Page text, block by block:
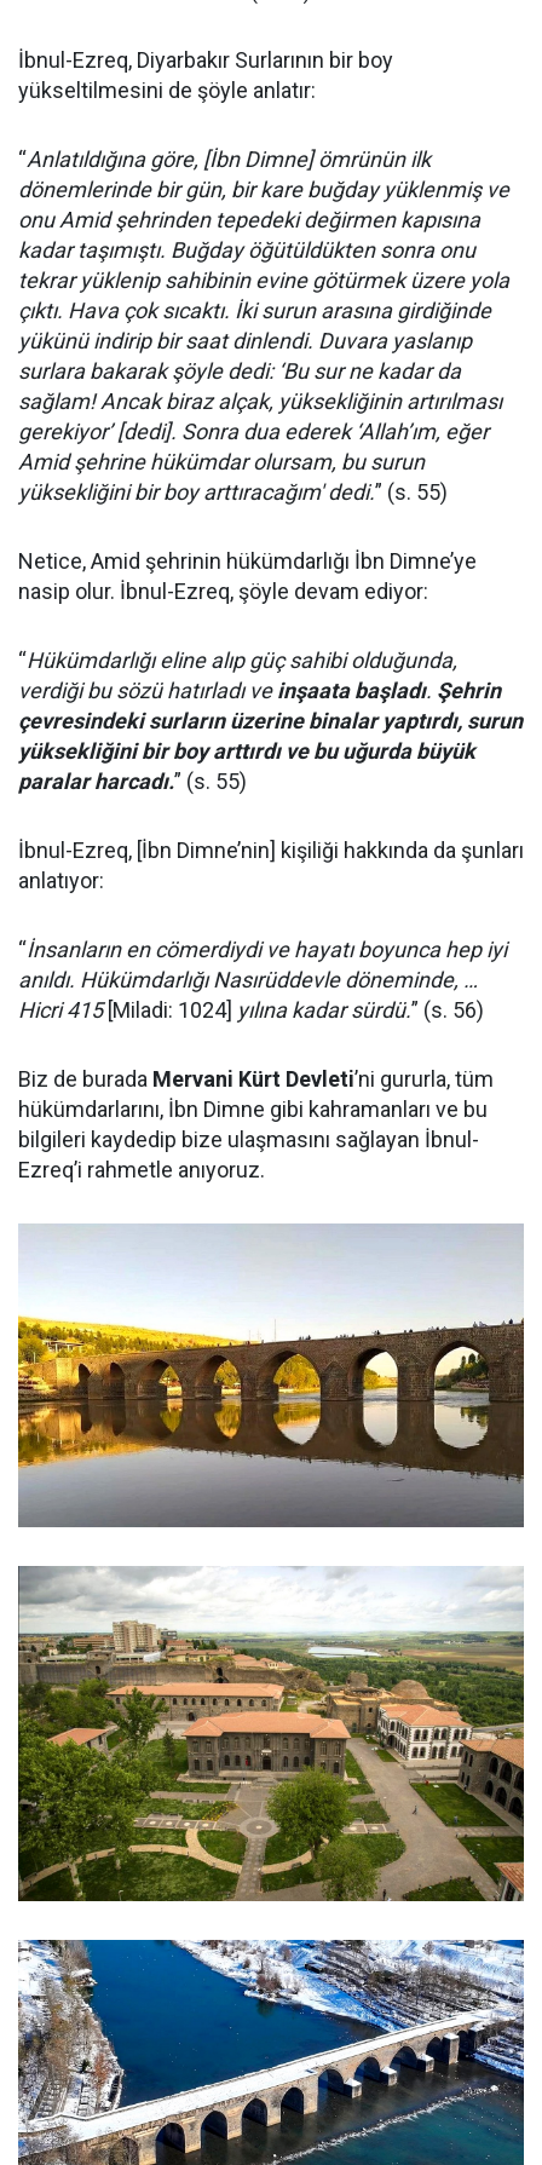
İbnul-Ezreq, Diyarbakır Surlarının bir boy
yükseltilmesini de şöyle anlatır:
“Anlatıldığına göre, [İbn Dimne] ömrünün ilk
dönemlerinde bir gün, bir kare buğday yüklenmiş ve
onu Amid şehrinden tepedeki değirmen kapısına
kadar taşımıştı. Buğday öğütüldükten sonra onu
tekrar yüklenip sahibinin evine götürmek üzere yola
çıktı. Hava çok sıcaktı. İki surun arasına girdiğinde
yükünü indirip bir saat dinlendi. Duvara yaslanıp
surlara bakarak şöyle dedi: ‘Bu sur ne kadar da
sağlam! Ancak biraz alçak, yüksekliğinin artırılması
gerekiyor’ [dedi]. Sonra dua ederek ‘Allah’ım, eğer
Amid şehrine hükümdar olursam, bu surun
yüksekliğini bir boy arttıracağım' dedi.” (s. 55)
Netice, Amid şehrinin hükümdarlığı İbn Dimne’ye
nasip olur. İbnul-Ezreq, şöyle devam ediyor:
“Hükümdarlığı eline alıp güç sahibi olduğunda,
verdiği bu sözü hatırladı veinşaata başladı. Şehrin
çevresindeki surların üzerine binalar yaptırdı, surun
yüksekliğini bir boy arttırdı ve bu uğurda büyük
paralar harcadı.” (s. 55)
İbnul-Ezreq, [İbn Dimne’nin] kişiliği hakkında da şunları
anlatıyor:
“İnsanların en cömerdiydi ve hayatı boyunca hep iyi
anıldı. Hükümdarlığı Nasırüddevle döneminde, …
Hicri 415[Miladi: 1024] yılına kadar sürdü.” (s. 56)
Biz de burada Mervani Kürt Devleti’ni gururla, tüm
hükümdarlarını, İbn Dimne gibi kahramanları ve bu
bilgileri kaydedip bize ulaşmasını sağlayan İbnul-
Ezreq’i rahmetle anıyoruz.